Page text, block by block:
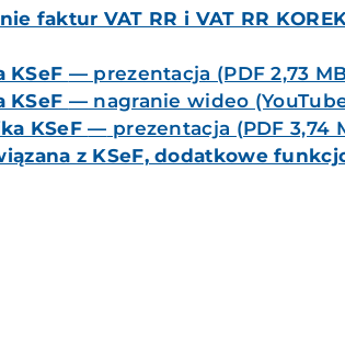
faktur VAT RR i VAT RR
KSeF — prezentacja (PDF 2,73
KSeF — nagranie wideo
KSeF— prezentacja (PDF 3,74
z KSeF, dodatkowe